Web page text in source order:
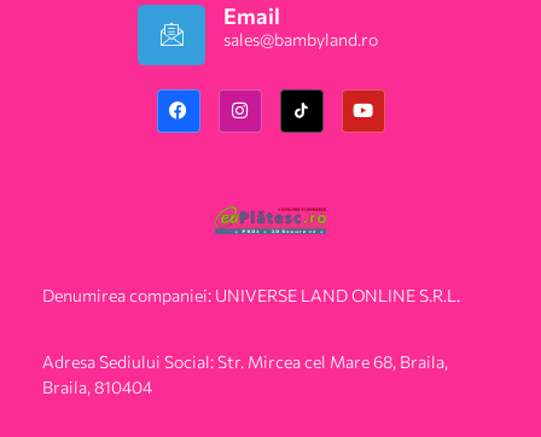
Email
sales@bambyland.ro​
Denumirea companiei: UNIVERSE LAND ONLINE S.R.L.
Adresa Sediului Social: Str. Mircea cel Mare 68, Braila,
Braila, 810404